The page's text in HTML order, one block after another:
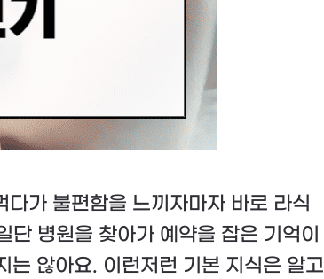
가 불편함을 느끼자마자 바로 라식
병원을 찾아가 예약을 잡은 기억이
는 않아요. 이런저런 기본 지식은 알고